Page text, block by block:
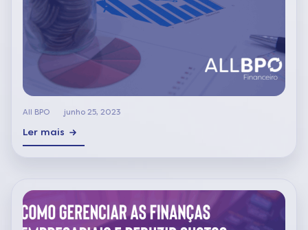
All BPO junho 25, 2023
Ler mais